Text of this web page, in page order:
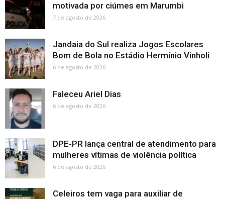
motivada por ciúmes em Marumbi
7 de agosto de 2026
Jandaia do Sul realiza Jogos Escolares
Bom de Bola no Estádio Hermínio Vinholi
6 de agosto de 2026
Faleceu Ariel Dias
6 de agosto de 2026
DPE-PR lança central de atendimento para
mulheres vítimas de violência política
6 de agosto de 2026
Celeiros tem vaga para auxiliar de